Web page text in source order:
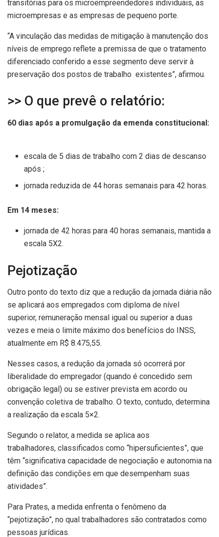
transitórias para os microempreendedores individuais, as
microempresas e as empresas de pequeno porte.
“A vinculação das medidas de mitigação à manutenção dos
níveis de emprego reflete a premissa de que o tratamento
diferenciado conferido a esse segmento deve servir à
preservação dos postos de trabalho existentes”, afirmou.
>> O que prevê o relatório:
60 dias após a promulgação da emenda constitucional:
escala de 5 dias de trabalho com 2 dias de descanso
após ;
jornada reduzida de 44 horas semanais para 42 horas.
Em 14 meses:
jornada de 42 horas para 40 horas semanais, mantida a
escala 5X2.
Pejotização
Outro ponto do texto diz que a redução da jornada diária não
se aplicará aos empregados com diploma de nível
superior, remuneração mensal igual ou superior a duas
vezes e meia o limite máximo dos benefícios do INSS,
atualmente em R$ 8.475,55.
Nesses casos, a redução da jornada só ocorrerá por
liberalidade do empregador (quando é concedido sem
obrigação legal) ou se estiver prevista em acordo ou
convenção coletiva de trabalho. O texto, contudo, determina
a realização da escala 5×2.
Segundo o relator, a medida se aplica aos
trabalhadores, classificados como “hipersuficientes”, que
têm “significativa capacidade de negociação e autonomia na
definição das condições em que desempenham suas
atividades”.
Para Prates, a medida enfrenta o fenômeno da
“pejotização”, no qual trabalhadores são contratados como
pessoas jurídicas.